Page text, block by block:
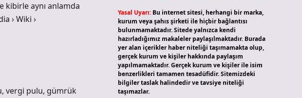
kibirle aynı anlamda
› Wiki ›
vergi pulu, gümrük
Yasal Uyarı: Bu internet sitesi, herhangi bir marka,
kurum veya şahıs şirketi ile hiçbir bağlantısı
bulunmamaktadır. Sitede yalnızca kendi
hazırladığımız makaleler paylaşılmaktadır. Burada
yer alan içerikler haber niteliği taşımamakta olup,
gerçek kurum ve kişiler hakkında paylaşım
yapılmamaktadır. Gerçek kurum ve kişiler ile isim
benzerlikleri tamamen tesadüfidir. Sitemizdeki
bilgiler taslak halindedir ve tavsiye niteliği
taşımazlar.